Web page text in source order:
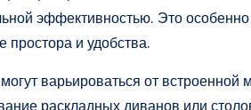
эффективностью. Это
и удобства.
варьироваться от
раскладных диванов или